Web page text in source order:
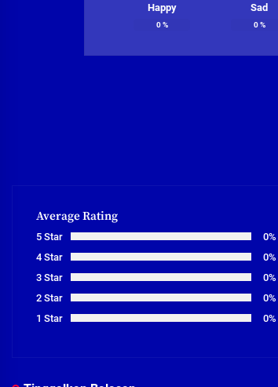
Happy
0%
Sad
0%
Average Rating
5 Star
0%
4 Star
0%
3 Star
0%
2 Star
0%
1 Star
0%